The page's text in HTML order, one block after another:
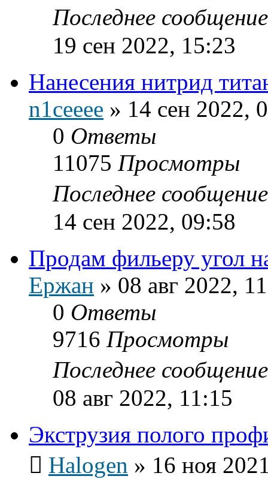
Последнее
19 сен 2022, 15:23
Нанесения нитрид
n1ceeee » 14 сен 2022,
0 Ответы
11075 Просмотры
Последнее
14 сен 2022, 09:58
Продам фильеру угол
Ержан » 08 авг 2022,
0 Ответы
9716 Просмотры
Последнее
08 авг 2022, 11:15
Экструзия полого
Halogen » 16 ноя